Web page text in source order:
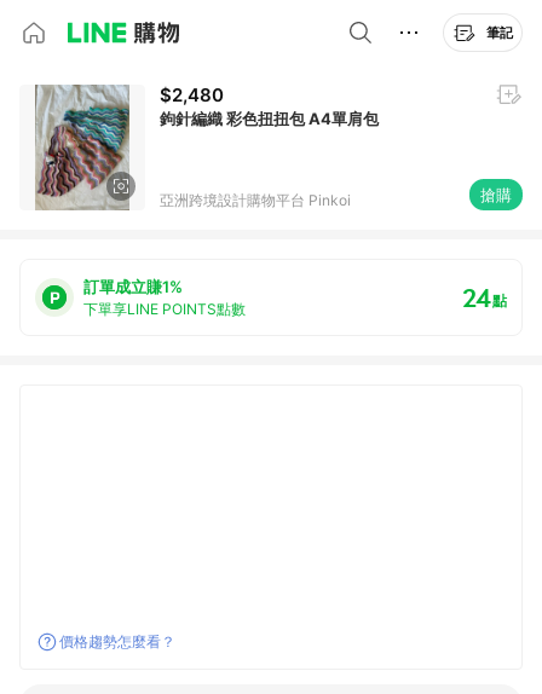
筆記
$2,480
鉤針編織 彩色扭扭包 A4單肩包
亞洲跨境設計購物平台 Pinkoi 搶購
訂單成立賺1%
下單享LINE POINTS點數 24點
價格趨勢怎麼看？